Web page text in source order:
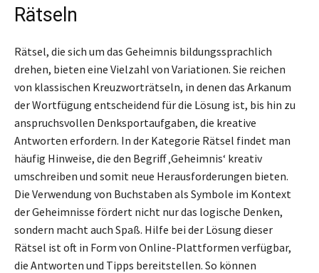
Rätseln
Rätsel, die sich um das Geheimnis bildungssprachlich
drehen, bieten eine Vielzahl von Variationen. Sie reichen
von klassischen Kreuzworträtseln, in denen das Arkanum
der Wortfügung entscheidend für die Lösung ist, bis hin zu
anspruchsvollen Denksportaufgaben, die kreative
Antworten erfordern. In der Kategorie Rätsel findet man
häufig Hinweise, die den Begriff ‚Geheimnis‘ kreativ
umschreiben und somit neue Herausforderungen bieten.
Die Verwendung von Buchstaben als Symbole im Kontext
der Geheimnisse fördert nicht nur das logische Denken,
sondern macht auch Spaß. Hilfe bei der Lösung dieser
Rätsel ist oft in Form von Online-Plattformen verfügbar,
die Antworten und Tipps bereitstellen. So können